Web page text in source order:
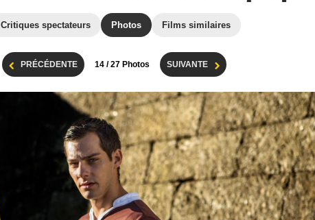
Critiques spectateurs Photos Films similaires
PRÉCÉDENTE 14 / 27 Photos SUIVANTE